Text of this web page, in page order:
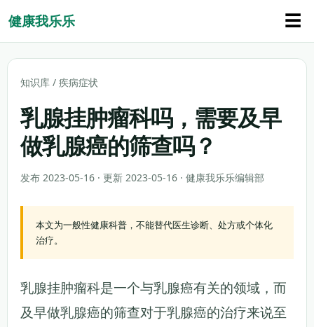
健康我乐乐 ☰
知识库 / 疾病症状
乳腺挂肿瘤科吗，需要及早
做乳腺癌的筛查吗？
发布 2023-05-16 · 更新 2023-05-16 · 健康我乐乐编辑部
本文为一般性健康科普，不能替代医生诊断、处方或个体化
治疗。
乳腺挂肿瘤科是一个与乳腺癌有关的领域，而
及早做乳腺癌的筛查对于乳腺癌的治疗来说至